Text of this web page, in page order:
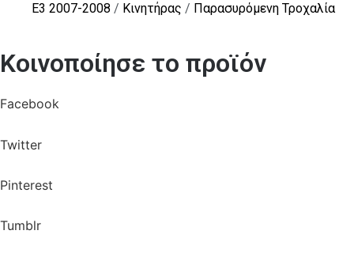
E3 2007-2008 / Κινητήρας / Παρασυρόμενη Τροχαλία
Κοινοποίησε το προϊόν
Facebook
Twitter
Pinterest
Tumblr